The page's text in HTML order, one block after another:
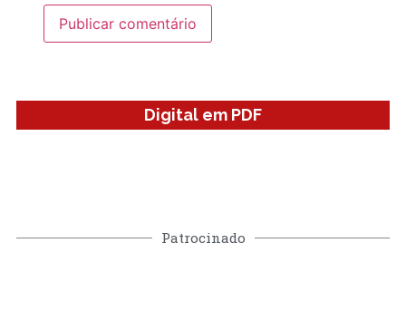
Digital em PDF
Patrocinado